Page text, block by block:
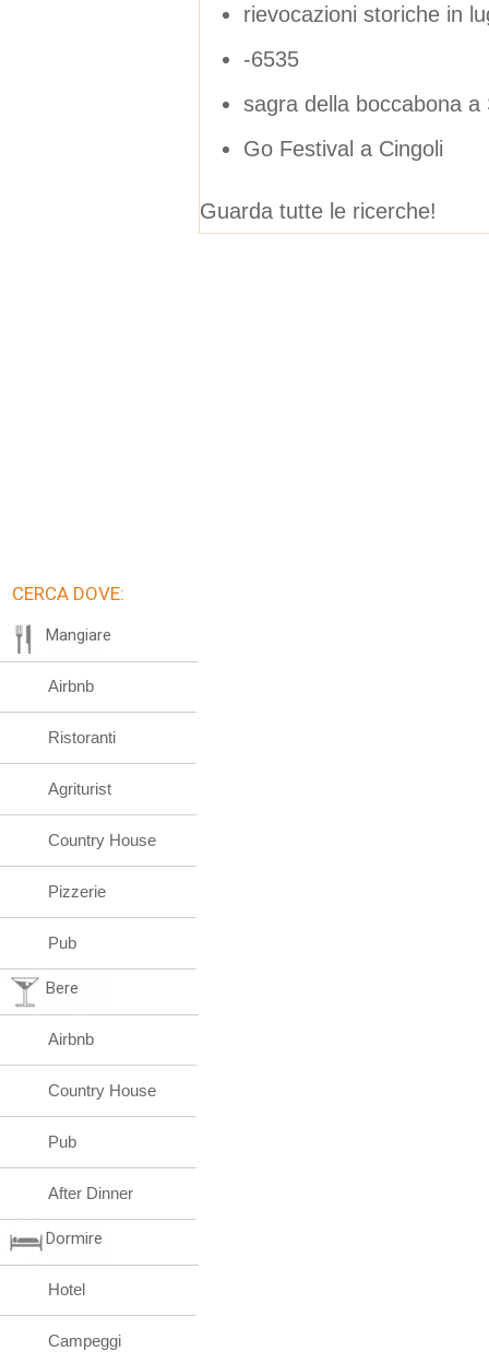
rievocazioni storiche in
-6535
sagra della boccabona
Go Festival a Cingoli
Guarda tutte le ricerche!
CERCA DOVE:
Mangiare
Airbnb
Ristoranti
Agriturist
Country House
Pizzerie
Pub
Bere
Airbnb
Country House
Pub
After Dinner
Dormire
Hotel
Campeggi